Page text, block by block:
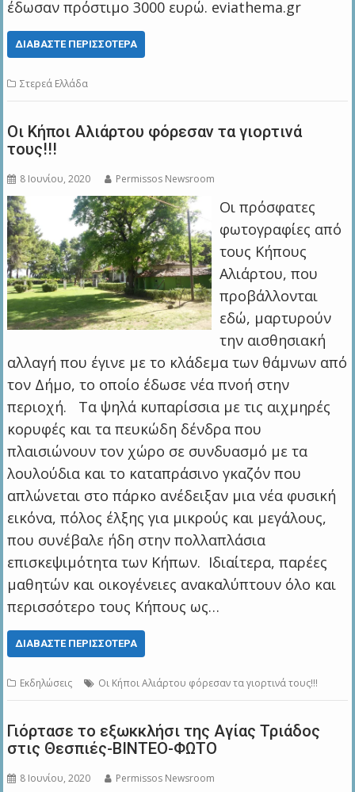
έδωσαν πρόστιμο 3000 ευρώ. eviathema.gr
ΔΙΑΒΆΣΤΕ ΠΕΡΙΣΣΌΤΕΡΑ
Στερεά Ελλάδα
Οι Κήποι Αλιάρτου φόρεσαν τα γιορτινά
τους!!!
8 Ιουνίου, 2020 Permissos Newsroom
Οι πρόσφατες
φωτογραφίες από
τους Κήπους
Αλιάρτου, που
προβάλλονται
εδώ, μαρτυρούν
την αισθησιακή
αλλαγή που έγινε με το κλάδεμα των θάμνων από
τον Δήμο, το οποίο έδωσε νέα πνοή στην
περιοχή. Τα ψηλά κυπαρίσσια με τις αιχμηρές
κορυφές και τα πευκώδη δένδρα που
πλαισιώνουν τον χώρο σε συνδυασμό με τα
λουλούδια και το καταπράσινο γκαζόν που
απλώνεται στο πάρκο ανέδειξαν μια νέα φυσική
εικόνα, πόλος έλξης για μικρούς και μεγάλους,
που συνέβαλε ήδη στην πολλαπλάσια
επισκεψιμότητα των Κήπων. Ιδιαίτερα, παρέες
μαθητών και οικογένειες ανακαλύπτουν όλο και
περισσότερο τους Κήπους ως…
ΔΙΑΒΆΣΤΕ ΠΕΡΙΣΣΌΤΕΡΑ
Εκδηλώσεις Οι Κήποι Αλιάρτου φόρεσαν τα γιορτινά τους!!!
Γιόρτασε το εξωκκλήσι της Αγίας Τριάδος
στις Θεσπιές-ΒΙΝΤΕΟ-ΦΩΤΟ
8 Ιουνίου, 2020 Permissos Newsroom